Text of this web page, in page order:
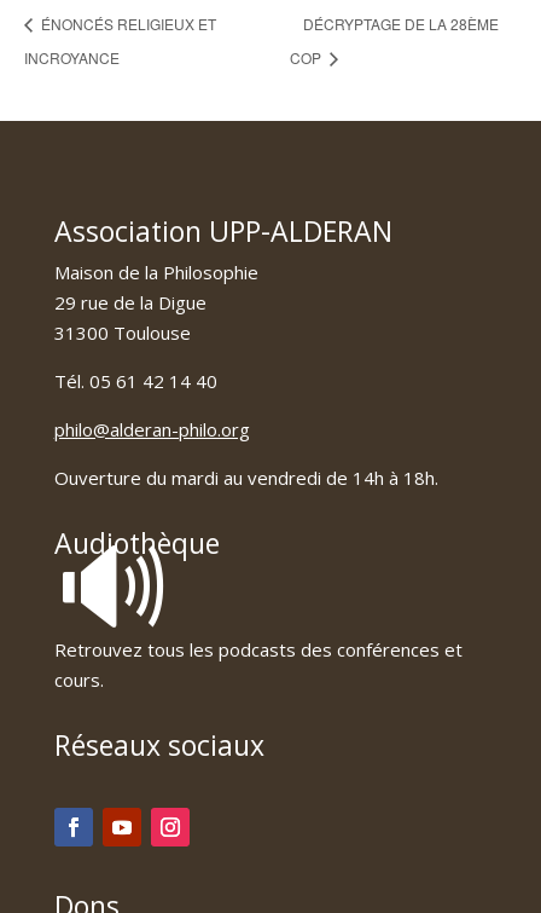
ÉNONCÉS RELIGIEUX ET
INCROYANCE
DÉCRYPTAGE DE LA 28ÈME
COP
Association UPP-ALDERAN
Maison de la Philosophie
29 rue de la Digue
31300 Toulouse
Tél. 05 61 42 14 40
philo@alderan-philo.org
Ouverture du mardi au vendredi de 14h à 18h.
Audiothèque
🔊
Retrouvez tous les podcasts des conférences et
cours.
Réseaux sociaux